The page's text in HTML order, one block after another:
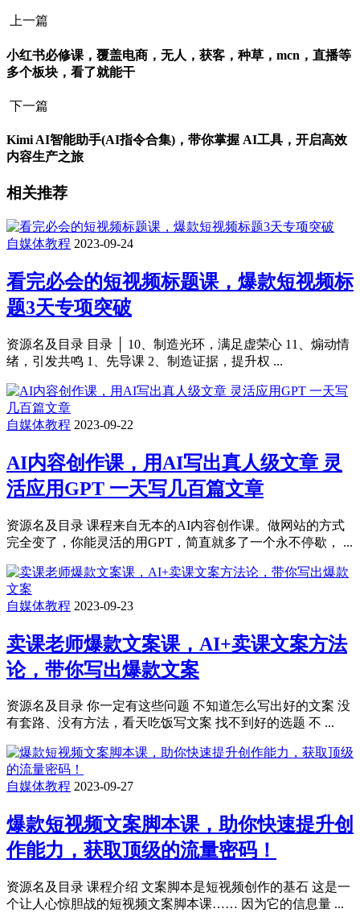
上一篇
小红书必修课，覆盖电商，无人，获客，种草，mcn，直播等
多个板块，看了就能干
下一篇
Kimi AI智能助手(AI指令合集)，带你掌握 AI工具，开启高效
内容生产之旅
相关推荐
自媒体教程 2023-09-24
看完必会的短视频标题课，爆款短视频标
题3天专项突破
资源名及目录 目录 │ 10、制造光环，满足虚荣心 11、煽动情
绪，引发共鸣 1、先导课 2、制造证据，提升权 ...
自媒体教程 2023-09-22
AI内容创作课，用AI写出真人级文章 灵
活应用GPT 一天写几百篇文章
资源名及目录 课程来自无本的AI内容创作课。做网站的方式
完全变了，你能灵活的用GPT，简直就多了一个永不停歇， ...
自媒体教程 2023-09-23
卖课老师爆款文案课，AI+卖课文案方法
论，带你写出爆款文案
资源名及目录 你一定有这些问题 不知道怎么写出好的文案 没
有套路、没有方法，看天吃饭写文案 找不到好的选题 不 ...
自媒体教程 2023-09-27
爆款短视频文案脚本课，助你快速提升创
作能力，获取顶级的流量密码！
资源名及目录 课程介绍 文案脚本是短视频创作的基石 这是一
个让人心惊胆战的短视频文案脚本课…… 因为它的信息量 ...